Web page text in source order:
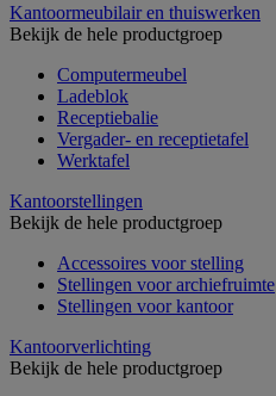
Kantoormeubilair en thuiswerken
Bekijk de hele productgroep
Computermeubel
Ladeblok
Receptiebalie
Vergader- en receptietafel
Werktafel
Kantoorstellingen
Bekijk de hele productgroep
Accessoires voor stelling
Stellingen voor archiefruimte
Stellingen voor kantoor
Kantoorverlichting
Bekijk de hele productgroep